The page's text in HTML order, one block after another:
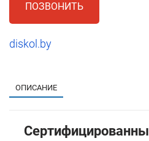
ПОЗВОНИТЬ
diskol.by
ОПИСАНИЕ